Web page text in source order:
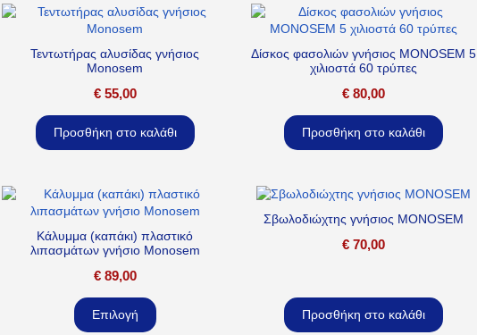
Τεντωτήρας αλυσίδας γνήσιος
Monosem
€55,00
Προσθήκη στο καλάθι
Δίσκος φασολιών γνήσιος MONOSEM 5
χιλιοστά 60 τρύπες
€ 80,00
Προσθήκη στο καλάθι
Κάλυμμα (καπάκι) πλαστικό
λιπασμάτων γνήσιο Monosem
€89,00
Επιλογή
Σβωλοδιώχτης γνήσιος MONOSEM
€ 70,00
Προσθήκη στο καλάθι